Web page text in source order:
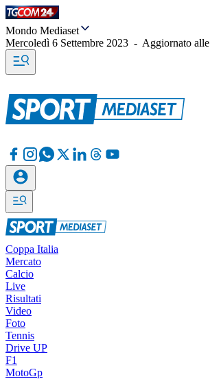
Mondo Mediaset
Mercoledì 6 Settembre 2023 - Aggiornato alle
Coppa Italia
Mercato
Calcio
Live
Risultati
Video
Foto
Tennis
Drive UP
F1
MotoGp